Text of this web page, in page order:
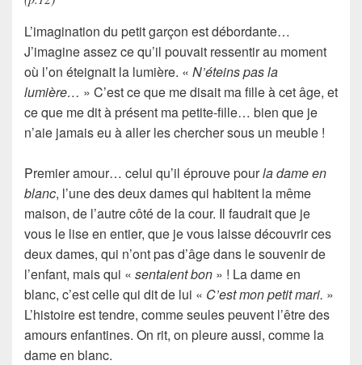
L’imagination du petit garçon est débordante…
J’imagine assez ce qu’il pouvait ressentir au moment
où l’on éteignait la lumière. « N’éteins pas la
lumière… » C’est ce que me disait ma fille à cet âge, et
ce que me dit à présent ma petite-fille… bien que je
n’aie jamais eu à aller les chercher sous un meuble !
Premier amour… celui qu’il éprouve pourla dame en
blanc, l’une des deux dames qui habitent la même
maison, de l’autre côté de la cour. Il faudrait que je
vous le lise en entier, que je vous laisse découvrir ces
deux dames, qui n’ont pas d’âge dans le souvenir de
l’enfant, mais qui « sentaient bon » ! La dame en
blanc, c’est celle qui dit de lui « C’est mon petit mari. »
L’histoire esttendre, comme seules peuvent l’être des
amours enfantines. On rit, on pleure aussi, comme la
dame en blanc.